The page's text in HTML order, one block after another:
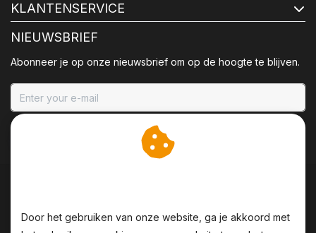
KLANTENSERVICE
NIEUWSBRIEF
Abonneer je op onze nieuwsbrief om op de hoogte te blijven.
Door het gebruiken van onze website, ga je akkoord met